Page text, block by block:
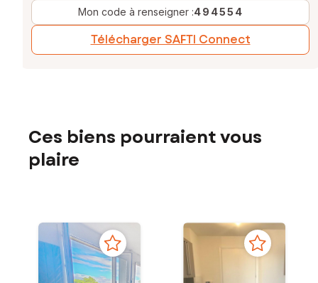
Mon code à renseigner :494554
Télécharger SAFTI Connect
Ces biens pourraient vous
plaire